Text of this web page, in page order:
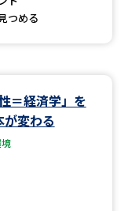
つめる
＝経済学」を
変わる